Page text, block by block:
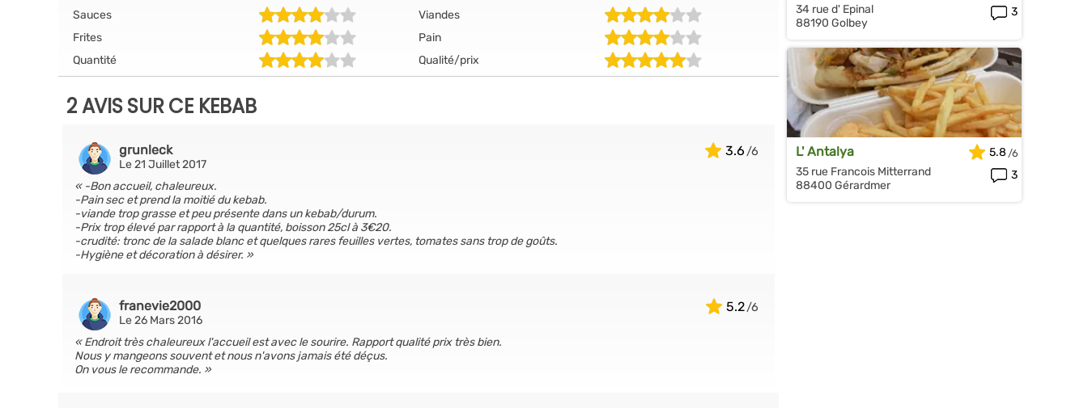
Sauces
Viandes
Frites
Pain
Quantité
Qualité/prix
2 AVIS SUR CE KEBAB
3.6
grunleck
Le 21 Juillet 2017
-Bon accueil, chaleureux.
-Pain sec et prend la moitié du kebab.
-viande trop grasse et peu présente dans un kebab/durum.
-Prix trop élevé par rapport à la quantité, boisson 25cl à 3€20.
-crudité: tronc de la salade blanc et quelques rares feuilles vertes, tomates sans trop de goûts.
-Hygiène et décoration à désirer.
5.2
franevie2000
Le 26 Mars 2016
Endroit très chaleureux l'accueil est avec le sourire. Rapport qualité prix très bien.
Nous y mangeons souvent et nous n'avons jamais été déçus.
On vous le recommande.
34 rue d' Epinal
88190 Golbey
3
L' Antalya
35 rue Francois Mitterrand
88400 Gérardmer
5.8
3